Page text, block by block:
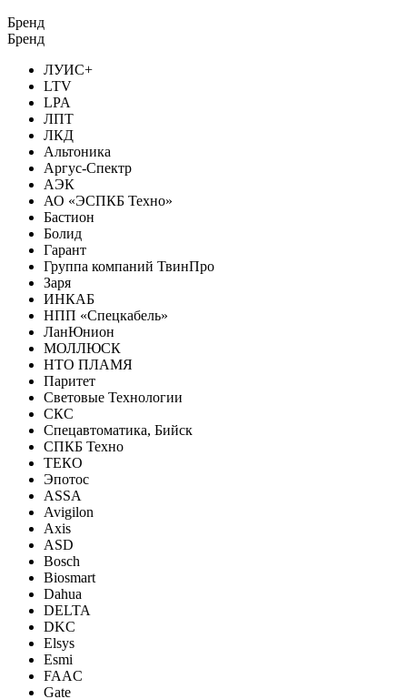
Бренд
Бренд
ЛУИС+
LTV
LPA
ЛПТ
ЛКД
Альтоника
Аргус-Спектр
АЭК
АО «ЭСПКБ Техно»
Бастион
Болид
Гарант
Группа компаний ТвинПро
Заря
ИНКАБ
НПП «Спецкабель»
ЛанЮнион
МОЛЛЮСК
НТО ПЛАМЯ
Паритет
Световые Технологии
СКС
Спецавтоматика, Бийск
СПКБ Техно
ТЕКО
Эпотос
ASSA
Avigilon
Axis
ASD
Bosch
Biosmart
Dahua
DELTA
DKC
Elsys
Esmi
FAAC
Gate